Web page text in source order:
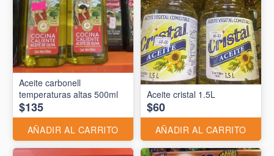
Aceite carbonell
temperaturas altas 500ml
$135
AÑADIR AL CARRITO
Aceite cristal 1.5L
$60
AÑADIR AL CARRITO